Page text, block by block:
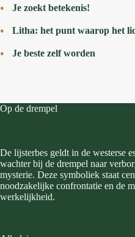
Je zoekt betekenis!
Litha: het punt waarop het
Je beste zelf worden
Op de drempel
De lijsterbes geldt in de westerse
wachter bij de drempel naar
mysterie. Deze symboliek staat
noodzakelijke confrontatie en de
werkelijkheid.